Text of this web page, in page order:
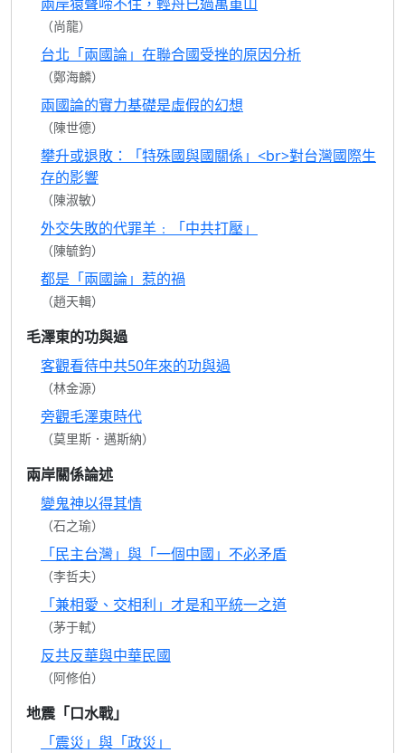
（尚龍）
台北「兩國論」在聯合國受挫的原因分析
（鄭海麟）
兩國論的實力基礎是虛假的幻想
（陳世德）
攀升或退敗：「特殊國與國關係」<br>對台灣國際生
存的影響
（陳淑敏）
外交失敗的代罪羊﹕「中共打壓」
（陳毓鈞）
都是「兩國論」惹的禍
（趙天輯）
毛澤東的功與過
客觀看待中共50年來的功與過
（林金源）
旁觀毛澤東時代
（莫里斯．邁斯納）
兩岸關係論述
變鬼神以得其情
（石之瑜）
「民主台灣」與「一個中國」不必矛盾
（李哲夫）
「兼相愛、交相利」才是和平統一之道
（茅于軾）
反共反華與中華民國
（阿修伯）
地震「口水戰」
「震災」與「政災」